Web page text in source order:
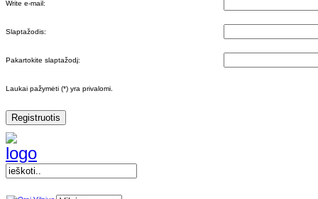
Write e-mail:
Slaptažodis:
Pakartokite slaptažodį:
Laukai pažymėti (*) yra privalomi.
Registruotis